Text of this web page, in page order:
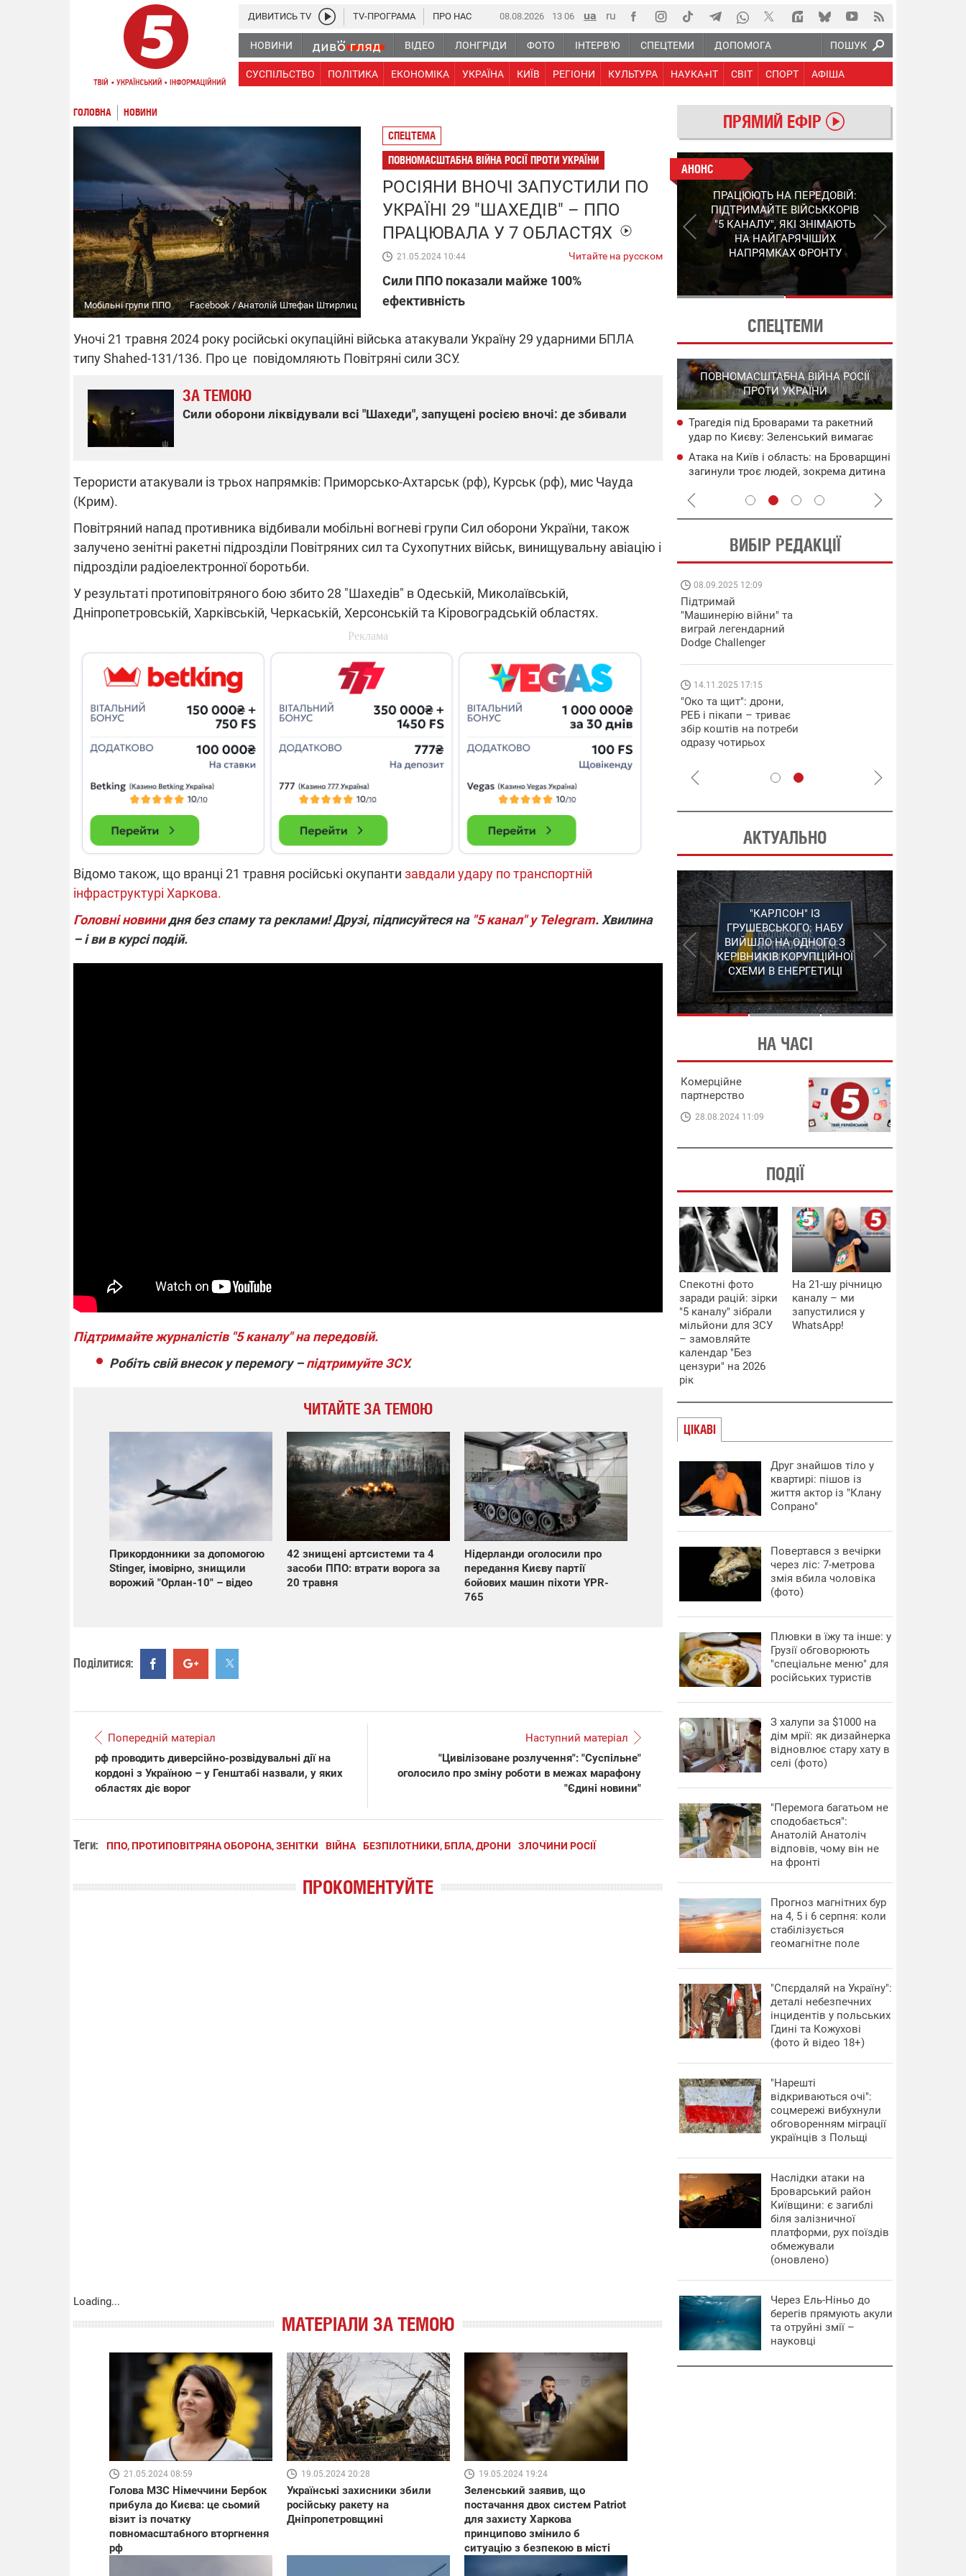
ПОШУК
08.08.2026 13 06
НОВИНИ ВІДЕО ЛОНГРІДИ ФОТО ІНТЕРВ'Ю СПЕЦТЕМИ ДОПОМОГА
СУСПІЛЬСТВО ПОЛІТИКА ЕКОНОМІКА УКРАЇНА КИЇВ РЕГІОНИ КУЛЬТУРА НАУКА+IT СВІТ СПОРТ АФІША
ДИВИТИСЬ TV TV-ПРОГРАМА ПРО НАС
ГОЛОВНА НОВИНИ
Мобільні групи ППО Facebook / Анатолій Штефан Штирлиц
СПЕЦТЕМА
ПОВНОМАСШТАБНА ВІЙНА РОСІЇ ПРОТИ УКРАЇНИ
РОСІЯНИ ВНОЧІ ЗАПУСТИЛИ ПО
УКРАЇНІ 29 "ШАХЕДІВ" – ППО
ПРАЦЮВАЛА У 7 ОБЛАСТЯХ
21.05.2024 10:44 Читайте на русском
Сили ППО показали майже 100%
ефективність
Уночі 21 травня 2024 року російські окупаційні війська атакували Україну 29 ударними БПЛА
типу Shahed-131/136. Про це повідомляють Повітряні сили ЗСУ.
ЗА ТЕМОЮ
Сили оборони ліквідували всі "Шахеди", запущені росією вночі: де збивали
Терористи атакували із трьох напрямків: Приморсько-Ахтарськ (рф), Курськ (рф), мис Чауда
(Крим).
Повітряний напад противника відбивали мобільні вогневі групи Сил оборони України, також
залучено зенітні ракетні підрозділи Повітряних сил та Сухопутних військ, винищувальну авіацію і
підрозділи радіоелектронної боротьби.
У результаті протиповітряного бою збито 28 "Шахедів" в Одеській, Миколаївській,
Дніпропетровській, Харківській, Черкаській, Херсонській та Кіровоградській областях.
Відомо також, що вранці 21 травня російські окупанти завдали удару по транспортній
інфраструктурі Харкова.
Головні новинидня без спаму та реклами! Друзі, підписуйтеся на "5 канал" у Telegram. Хвилина
– і ви в курсі подій.
Підтримайте журналістів "5 каналу" на передовій.
Робіть свій внесок у перемогу –підтримуйте ЗСУ.
ЧИТАЙТЕ ЗА ТЕМОЮ
Прикордонники за допомогою
Stinger, імовірно, знищили
ворожий "Орлан-10" – відео
42 знищені артсистеми та 4
засоби ППО: втрати ворога за
20 травня
Нідерланди оголосили про
передання Києву партії
бойових машин піхоти YPR-
765
Поділитися:
Попередній матеріал
рф проводить диверсійно-розвідувальні дії на
кордоні з Україною – у Генштабі назвали, у яких
областях діє ворог
Наступний матеріал
"Цивілізоване розлучення": "Суспільне"
оголосило про зміну роботи в межах марафону
"Єдині новини"
Теги: ППО, ПРОТИПОВІТРЯНА ОБОРОНА, ЗЕНІТКИ ВІЙНА БЕЗПІЛОТНИКИ, БПЛА, ДРОНИ ЗЛОЧИНИ РОСІЇ
ПРОКОМЕНТУЙТЕ
Loading...
МАТЕРІАЛИ ЗА ТЕМОЮ
21.05.2024 08:59
Голова МЗС Німеччини Бербок
прибула до Києва: це сьомий
візит із початку
повномасштабного вторгнення
рф
19.05.2024 20:28
Українські захисники збили
російську ракету на
Дніпропетровщині
19.05.2024 19:24
Зеленський заявив, що
постачання двох систем Patriot
для захисту Харкова
принципово змінило б
ситуацію з безпекою в місті
ПРЯМИЙ ЕФІР
АНОНС
КІНЕЦЬ ВОРОЖИМ
"МОЛНІЯМ" ТА FPV: ЯК
УКРАЇНСЬКИЙ STEP-3
ЗМІНЮЄ ПРАВИЛА ГРИ –
ПОДРОБИЦІ ПРО
ПЕРЕХОПЛЮВАЧ
АНОНС
ПРАЦЮЮТЬ НА ПЕРЕДОВІЙ:
ПІДТРИМАЙТЕ ВІЙСЬККОРІВ
"5 КАНАЛУ", ЯКІ ЗНІМАЮТЬ
НА НАЙГАРЯЧІШИХ
НАПРЯМКАХ ФРОНТУ
СПЕЦТЕМИ
Частина споживачів у чотирьох
графіки відключень – подробиці
Нова підозра у справі Міндіча: НАБУ
браслет стеження
ПОВНОМАСШТАБНА ВІЙНА РОСІЇ
ПРОТИ УКРАЇНИ
Трагедія під Броварами та ракетний
удар по Києву: Зеленський вимагає
нових санкцій проти рф
Атака на Київ і область: на Броварщині
загинули троє людей, зокрема дитина
ВИБІР РЕДАКЦІЇ
Підтримай
"Машинерію війни" та
виграй легендарний
"Око та щит": дрони,
РЕБ і пікапи – триває
одразу чотирьох
бригад ЗСУ
Працюють на
передовій:
які знімають на
найгарячіших
напрямках фронту
04.12.2025 12:37
"Відправте
Вернадського на
бригада Повітряних
сил ЗСУ збирає на
08.09.2025 12:09
Підтримай
"Машинерію війни" та
виграй легендарний
Dodge Challenger
14.11.2025 17:15
"Око та щит": дрони,
РЕБ і пікапи – триває
збір коштів на потреби
одразу чотирьох
АКТУАЛЬНО
"КАРЛСОН" ІЗ
ГРУШЕВСЬКОГО: НАБУ
ВИЙШЛО НА ОДНОГО З
КЕРІВНИКІВ КОРУПЦІЙНОЇ
СХЕМИ В ЕНЕРГЕТИЦІ
СЕРГІЙ ПУШКАР,
ЗГАДАНИЙ У "ПЛІВКАХ
МІНДІЧА", ЗАЛИШИВ
УКРАЇНУ
"ШЛАГБАУМ" НА
ДЕРЖКОНТРАКТАХ: НАБУ
РОЗКРИЛО ЗЛОЧИННУ
ОРГАНІЗАЦІЮ В
ЕНЕРГЕТИЦІ
НА ЧАСІ
Комерційне
партнерство
28.08.2024 11:09
ПОДІЇ
Спекотні фото
заради рацій: зірки
"5 каналу" зібрали
мільйони для ЗСУ
– замовляйте
календар "Без
цензури" на 2026
рік
На 21-шу річницю
каналу – ми
запустилися у
WhatsApp!
ЦІКАВІ
Друг знайшов тіло у
квартирі: пішов із
життя актор із "Клану
Сопрано"
Повертався з вечірки
через ліс: 7-метрова
змія вбила чоловіка
(фото)
Плювки в їжу та інше: у
Грузії обговорюють
"спеціальне меню" для
російських туристів
З халупи за $1000 на
дім мрії: як дизайнерка
відновлює стару хату в
селі (фото)
"Перемога багатьом не
сподобається":
Анатолій Анатоліч
відповів, чому він не
на фронті
Прогноз магнітних бур
на 4, 5 і 6 серпня: коли
стабілізується
геомагнітне поле
"Спєрдаляй на Україну":
деталі небезпечних
інцидентів у польських
Гдині та Кожухові
(фото й відео 18+)
"Нарешті
відкриваються очі":
соцмережі вибухнули
обговоренням міграції
українців з Польщі
Наслідки атаки на
Броварський район
Київщини: є загиблі
біля залізничної
платформи, рух поїздів
обмежували
(оновлено)
Через Ель-Ніньо до
берегів прямують акули
та отруйні змії –
науковці